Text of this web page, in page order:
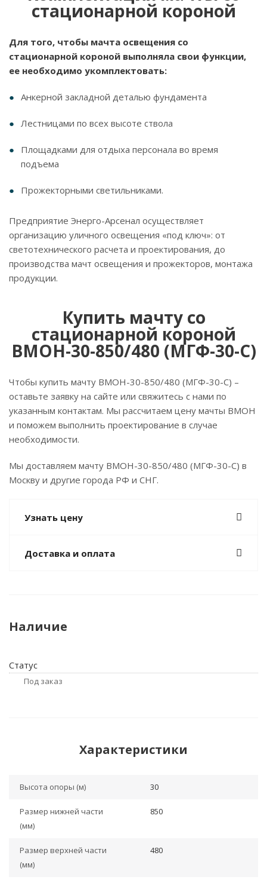
стационарной короной
Для того, чтобы мачта освещения со
стационарной короной выполняла свои функции,
ее необходимо укомплектовать:
Анкерной закладной деталью фундамента
Лестницами по всех высоте ствола
Площадками для отдыха персонала во время
подъема
Прожекторными светильниками.
Предприятие Энерго-Арсенал осуществляет
организацию уличного освещения «под ключ»: от
светотехнического расчета и проектирования, до
производства мачт освещения и прожекторов, монтажа
продукции.
Купить мачту со
стационарной короной
ВМОН-30-850/480 (МГФ-30-С)
Чтобы купить мачту ВМОН-30-850/480 (МГФ-30-С) –
оставьте заявку на сайте или свяжитесь с нами по
указанным контактам. Мы рассчитаем цену мачты ВМОН
и поможем выполнить проектирование в случае
необходимости.
Мы доставляем мачту ВМОН-30-850/480 (МГФ-30-С) в
Москву и другие города РФ и СНГ.
Узнать цену
Доставка и оплата
Наличие
Статус
Под заказ
Характеристики
Высота опоры (м) 30
Размер нижней части
(мм)
850
Размер верхней части
(мм)
480